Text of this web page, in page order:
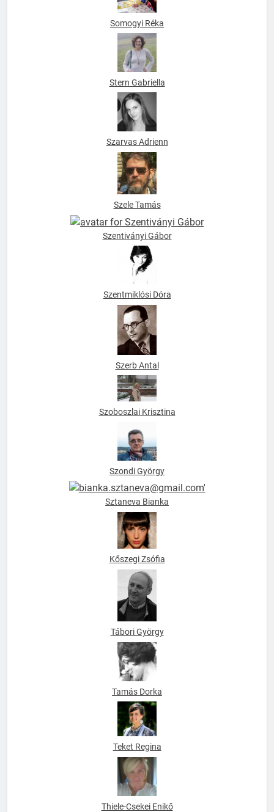
Somogyi Réka
Stern Gabriella
Szarvas Adrienn
Szele Tamás
Szentiványi Gábor
Szentmiklósi Dóra
Szerb Antal
Szoboszlai Krisztina
Szondi György
Sztaneva Bianka
Kőszegi Zsófia
Tábori György
Tamás Dorka
Teket Regina
Thiele-Csekei Enikő